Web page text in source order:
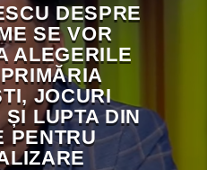
DESPRE
SE VOR
ALEGERILE
JOCURI
LUPTA DIN
PENTRU